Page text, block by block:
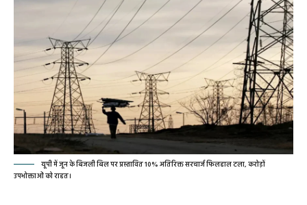
यूपी में जून के बिजली बिल पर प्रस्तावित 10% अतिरिक्त सरचार्ज फिलहाल टला, करोड़ों
उपभोक्ताओं को राहत।